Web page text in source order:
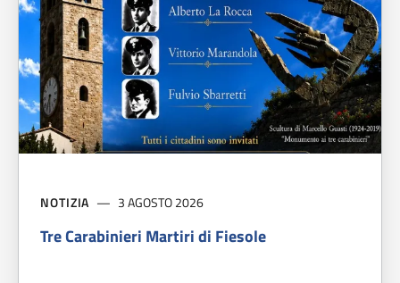
NOTIZIA 3 AGOSTO 2026
Tre Carabinieri Martiri di Fiesole